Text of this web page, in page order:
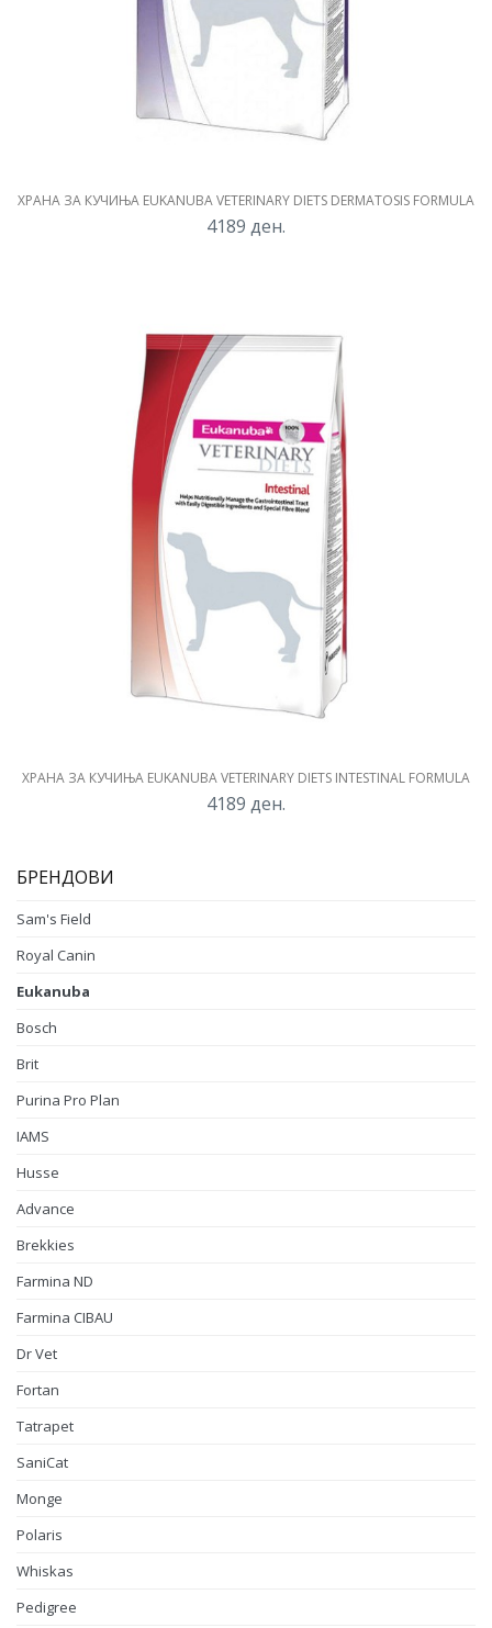
ХРАНА ЗА КУЧИЊА EUKANUBA VETERINARY DIETS DERMATOSIS FORMULA
4189 ден.
ХРАНА ЗА КУЧИЊА EUKANUBA VETERINARY DIETS INTESTINAL FORMULA
4189 ден.
БРЕНДОВИ
Sam's Field
Royal Canin
Eukanuba
Bosch
Brit
Purina Pro Plan
IAMS
Husse
Advance
Brekkies
Farmina ND
Farmina CIBAU
Dr Vet
Fortan
Tatrapet
SaniCat
Monge
Polaris
Whiskas
Pedigree